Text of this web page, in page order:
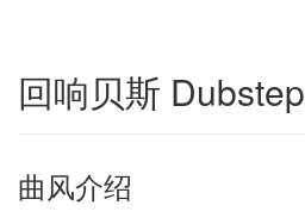
回响贝斯 Dubstep
曲风介绍